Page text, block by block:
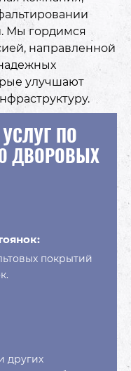
Мы гордимся
направленной
улучшают
ПО
ДВОРОВЫХ
покрытий
других